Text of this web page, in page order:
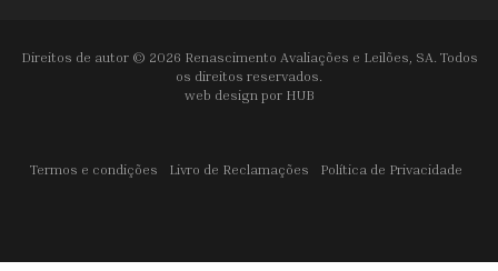
Direitos de autor © 2026 Renascimento Avaliações e Leilões, SA. Todos
os direitos reservados.
web design por HUB
Termos e condições Livro de Reclamações Política de Privacidade